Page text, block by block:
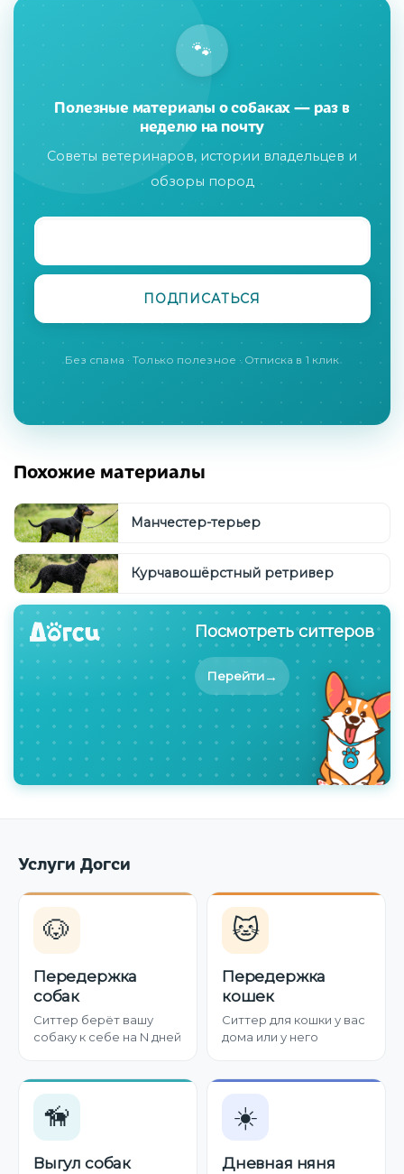
🐾
Полезные материалы о собаках — раз в
неделю на почту
Советы ветеринаров, истории владельцев и
обзоры пород
Без спама · Только полезное · Отписка в 1 клик
Похожие материалы
Манчестер-терьер
Курчавошёрстный ретривер
Посмотреть ситтеров
Перейти→
Услуги Догси
🐶
Передержка
собак
Ситтер берёт вашу
собаку к себе на N дней
🐱
Передержка
кошек
Ситтер для кошки у вас
дома или у него
🦮
Выгул собак
☀️
Дневная няня